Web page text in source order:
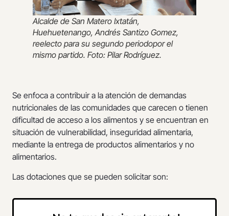
Alcalde de San Matero Ixtatán,
Huehuetenango, Andrés Santizo Gomez,
reelecto para su segundo periodopor el
mismo partido. Foto: Pilar Rodríguez.
Se enfoca a contribuir a la atención de demandas
nutricionales de las comunidades que carecen o tienen
dificultad de acceso a los alimentos y se encuentran en
situación de vulnerabilidad, inseguridad alimentaria,
mediante la entrega de productos alimentarios y no
alimentarios.
Las dotaciones que se pueden solicitar son: